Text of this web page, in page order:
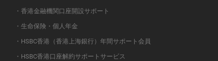
・香港金融機関口座開設サポート
・生命保険・個人年金
・HSBC香港（香港上海銀行）年間サポート会員
・HSBC香港口座解約サポートサービス